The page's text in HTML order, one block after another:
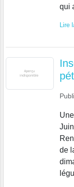
qui
Lire
de